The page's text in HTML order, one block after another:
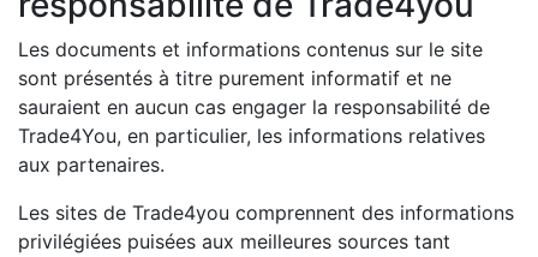
Les documents et informations contenus sur le site
sont présentés à titre purement informatif et ne
sauraient en aucun cas engager la responsabilité de
Trade4You, en particulier, les informations relatives
aux partenaires.
Les sites de Trade4you comprennent des informations
privilégiées puisées aux meilleures sources tant